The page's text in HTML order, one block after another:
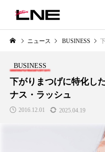
グローバルビューティ＆ヘルスケアビ
LIFESTYLE
ニュース BUSINESS 下
BUSINESS
下がりまつげに特化し
ナス・ラッシュ
2016.12.01 2025.04.19